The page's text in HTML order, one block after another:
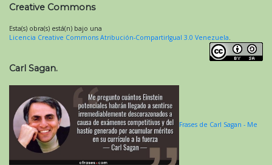
Creative Commons
Esta(s) obra(s) está(n) bajo una
Licencia Creative Commons Atribución-CompartirIgual 3.0 Venezuela.
Carl Sagan.
Frases de Carl Sagan - Me